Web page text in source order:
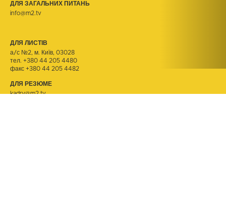
ДЛЯ ЗАГАЛЬНИХ ПИТАНЬ
info@m2.tv
ДЛЯ ЛИСТІВ
а/с №2, м. Київ, 03028
тел. +380 44 205 4480
факс +380 44 205 4482
ДЛЯ РЕЗЮМЕ
kadry@m2.tv